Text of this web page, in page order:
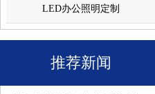
LED办公照明定制
推荐新闻